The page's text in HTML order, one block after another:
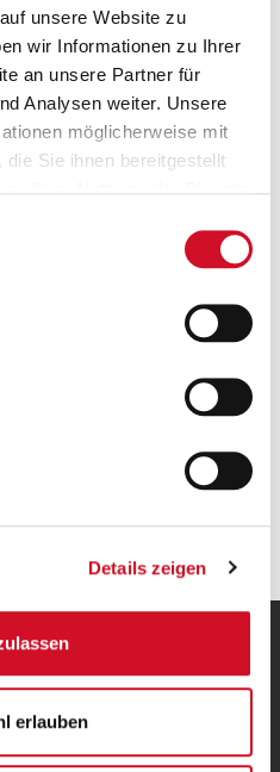
unsere Website zu
wir Informationen zu Ihrer
an unsere Partner für
Analysen weiter. Unsere
möglicherweise mit
Sie ihnen bereitgestellt
Details zeigen
erlauben
von 50 Euro wird deine
+43 50 1492-0